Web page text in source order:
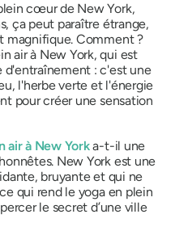
cœur de New York,
ça peut paraître étrange,
magnifique. Comment ?
air à New York, qui est
d'entraînement : c'est une
l'herbe verte et l'énergie
pour créer une sensation
air à New Yorka-t-il une
New York est une
bruyante et qui ne
qui rend le yoga en plein
le secret d’une ville